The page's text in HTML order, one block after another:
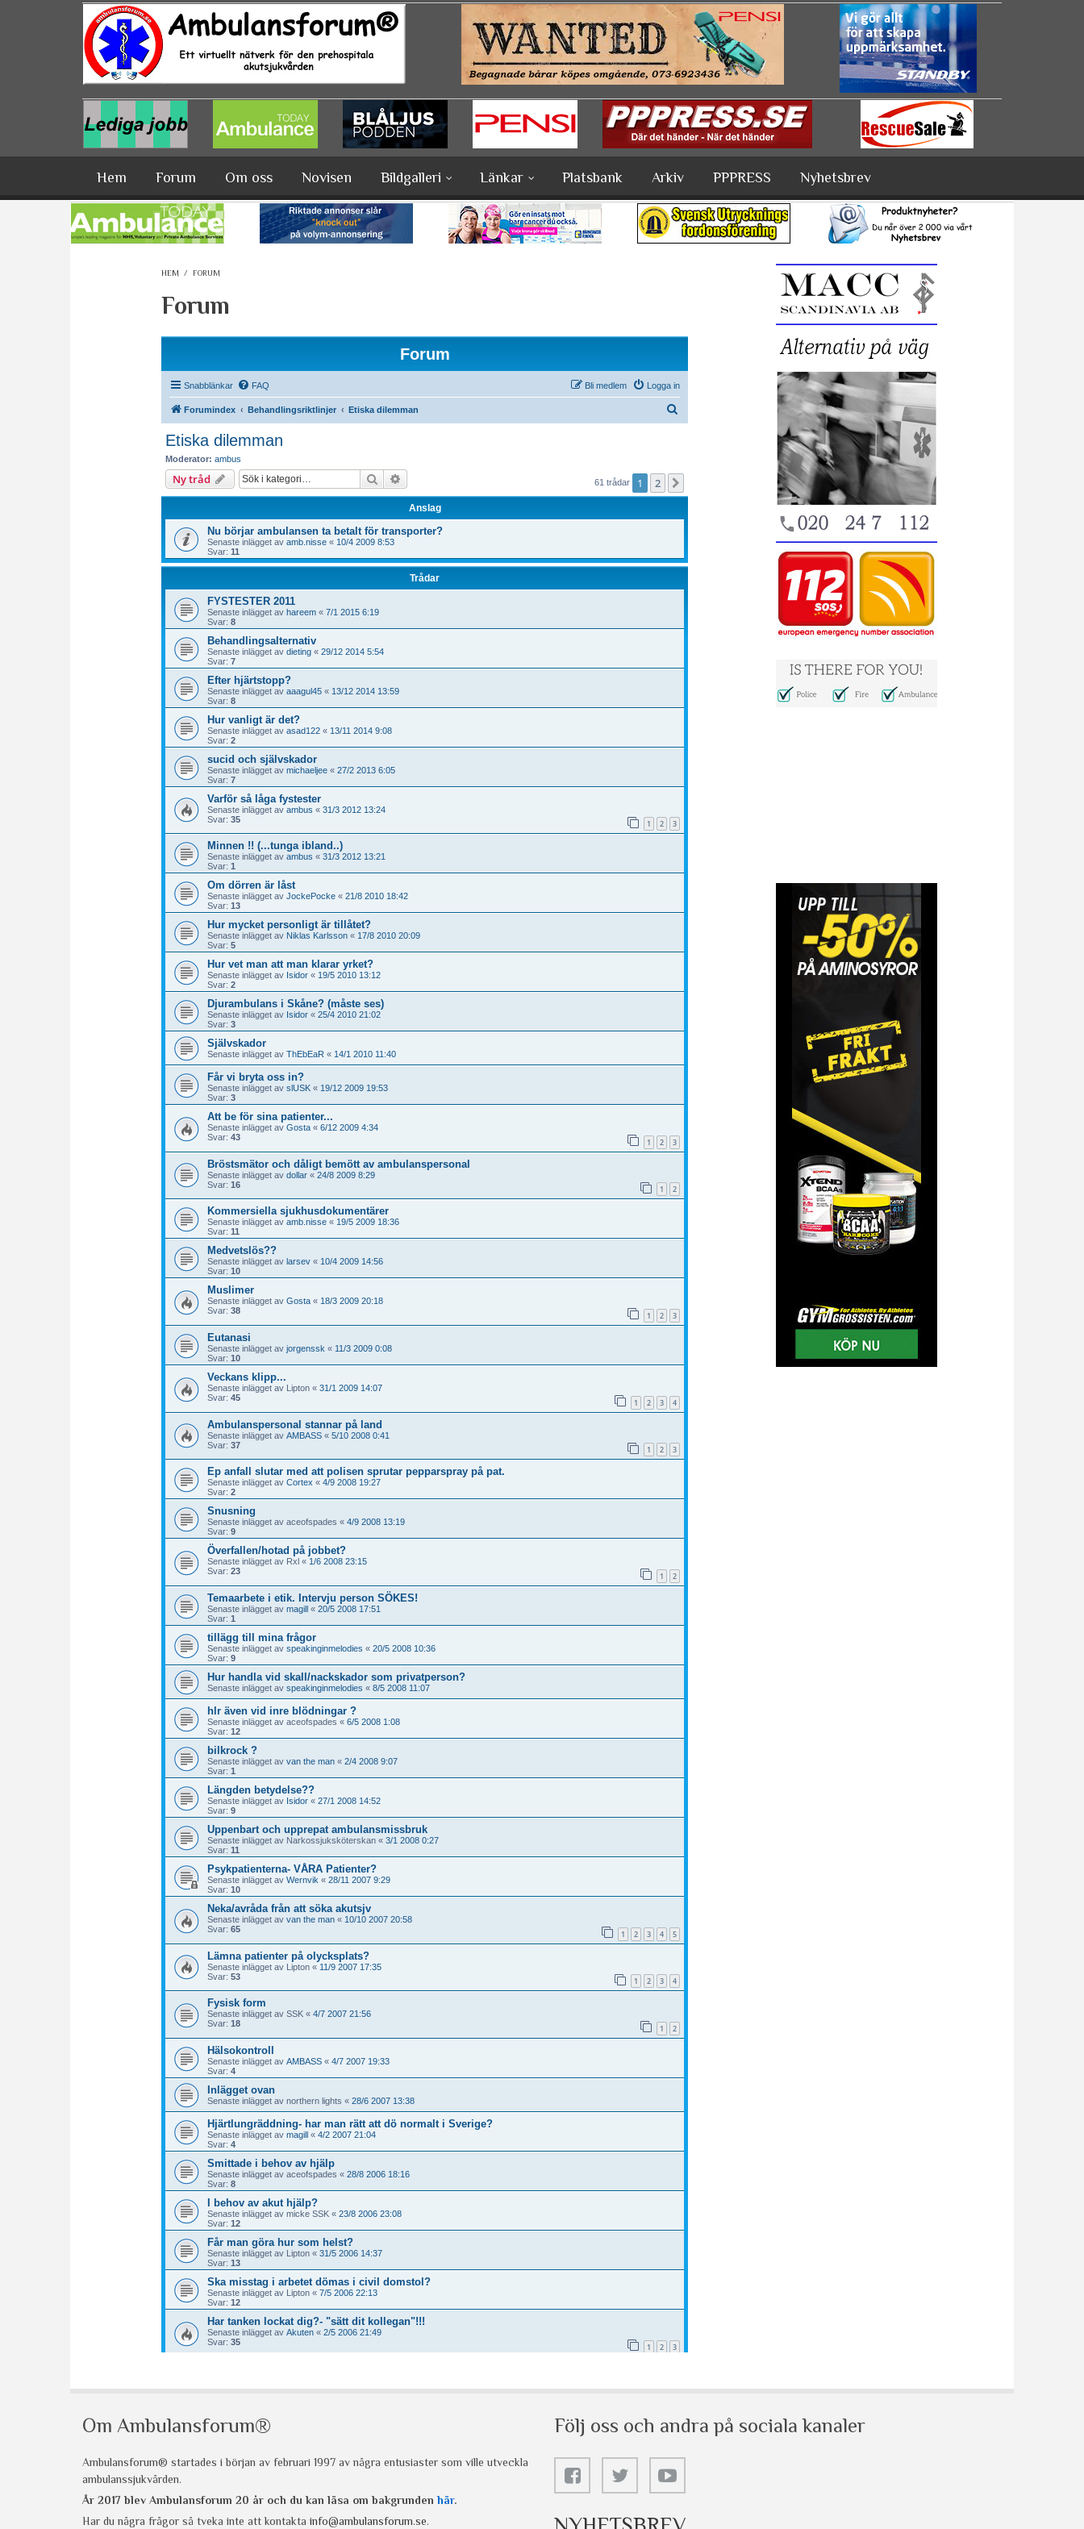
Hoppa till huvudinnehåll
Hem Forum Om oss Novisen Bildgalleri Länkar Platsbank Arkiv PPPRESS Nyhetsbrev
HEM / FORUM
Forum
Om Ambulansforum®
Ambulansforum® startades i början av februari 1997 av några entusiaster som ville utveckla
ambulanssjukvården.
År 2017 blev Ambulansforum 20 år och du kan läsa om bakgrunden här.
Har du några frågor så tveka inte att kontakta info@ambulansforum.se.
Följ oss och andra på sociala kanaler